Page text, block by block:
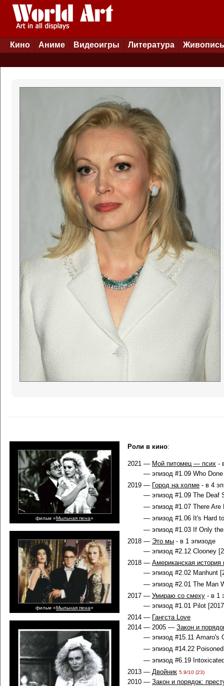
Кино Аниме Видеоигры Литература Живопись
фильм «Мыльная пена»
фильм «Мыльная пена»
Роли в кино:
2021 — Мой питомец — псих -
— эпизод #1.09 Who
2019 — Город на холме - в 4
— эпизод #1.09 The Deaf
— эпизод #1.07 There Are
— эпизод #1.06 It's Hard
— эпизод #1.03 If Only
2018 — Это мы - в 1 эпизоде
— эпизод #2.12 Clooney
2018 — Американская история
— эпизод #2.02 Manhunt
— эпизод #2.01 The Man
2017 — Умираю со смеху - в 1
— эпизод #1.01 Pilot
2014 — Гангста Love
2014 — 2005 — Закон и
— эпизод #15.11 Amaro's
— эпизод #14.22
— эпизод #6.19
2013 — Двойник 5.9/10 (23)
2010 — Закон и порядок: